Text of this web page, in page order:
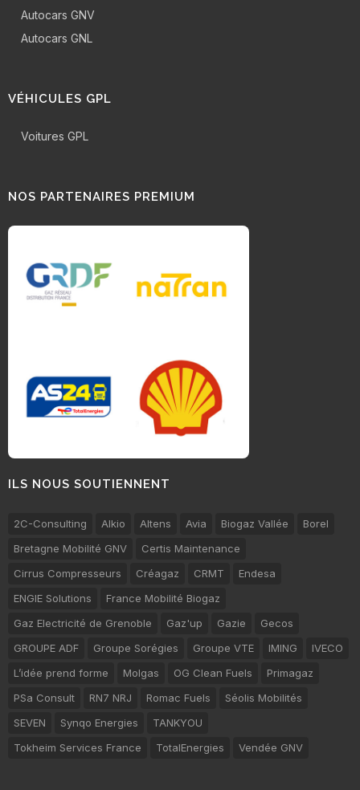
Autocars GNV
Autocars GNL
VÉHICULES GPL
Voitures GPL
NOS PARTENAIRES PREMIUM
ILS NOUS SOUTIENNENT
2C-Consulting Alkio Altens Avia Biogaz Vallée
Borel
Bretagne Mobilité GNV
Certis Maintenance
Cirrus Compresseurs
Créagaz CRMT
Endesa
ENGIE Solutions
France Mobilité Biogaz
Gaz Electricité de Grenoble
Gaz'up Gazie
Gecos
GROUPE ADF
Groupe Sorégies Groupe VTE IMING
IVECO
L’idée prend forme
Molgas OG Clean Fuels
Primagaz
PSa Consult
RN7 NRJ Romac Fuels
Séolis Mobilités
SEVEN
Synqo Energies
TANKYOU
Tokheim Services France
TotalEnergies Vendée GNV